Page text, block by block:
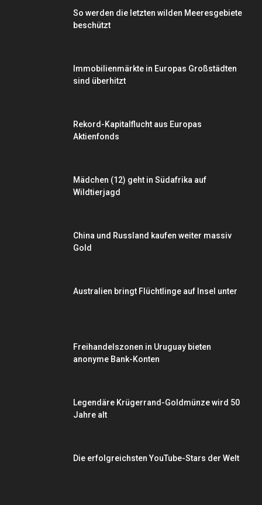
So werden die letzten wilden Meeresgebiete
beschützt
Immobilienmärkte in Europas Großstädten
sind überhitzt
Rekord-Kapitalflucht aus Europas
Aktienfonds
Mädchen (12) geht in Südafrika auf
Wildtierjagd
China und Russland kaufen weiter massiv
Gold
Australien bringt Flüchtlinge auf Insel unter
Freihandelszonen in Uruguay bieten
anonyme Bank-Konten
Legendäre Krügerrand-Goldmünze wird 50
Jahre alt
Die erfolgreichsten YouTube-Stars der Welt